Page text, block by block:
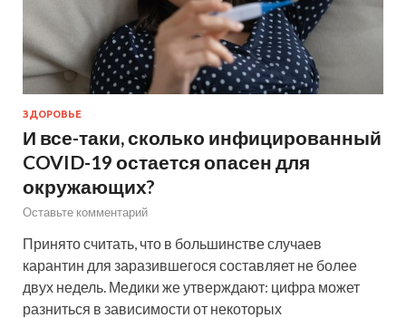
ЗДОРОВЬЕ
И все-таки, сколько инфицированный
COVID-19 остается опасен для
окружающих?
Оставьте комментарий
Принято считать, что в большинстве случаев
карантин для заразившегося составляет не более
двух недель. Медики же утверждают: цифра может
разниться в зависимости от некоторых